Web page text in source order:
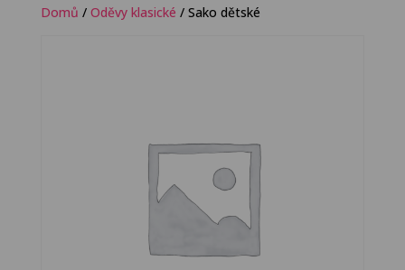
Domů / Oděvy klasické / Sako dětské